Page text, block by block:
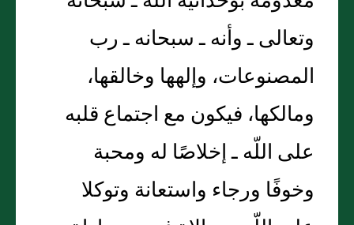
وتعالى ـ وأنه ـ سبحانه ـ رب
المصنوعات، وإلهها وخالقها،
ومالكها، فيكون مع اجتماع قلبه
على اللّه ـ إخلاصًا له ومحبة
وخوفًا ورجاء واستعانة وتوكلا